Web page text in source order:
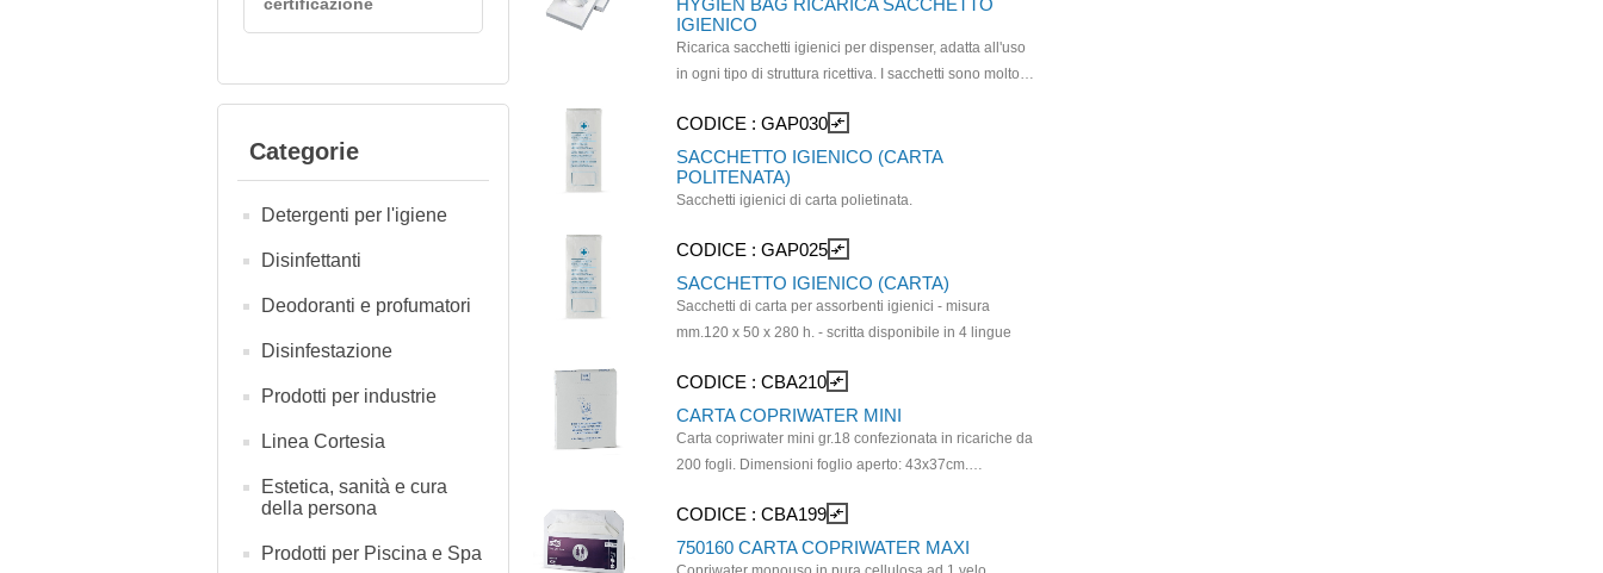
Categorie
Detergenti per l'igiene
Disinfettanti
Deodoranti e profumatori
Disinfestazione
Prodotti per industrie
Linea Cortesia
Estetica, sanità e cura
della persona
Prodotti per Piscina e Spa
HYGIEN BAG RICARICA SACCHETTO
IGIENICO
Ricarica sacchetti igienici per dispenser, adatta all'uso
in ogni tipo di struttura ricettiva. I sacchetti sono molto
ad ogni tipo di dispenser. Ricarica da 25 pezzi.
Confezione da 48 ricariche da 25 pezzi. Da utilizzarsi
con dispenser CAP0208 e CBP0035
CODICE : GAP030 compare_arrows
SACCHETTO IGIENICO (CARTA
POLITENATA)
Sacchetti igienici di carta polietinata.
CODICE : GAP025 compare_arrows
SACCHETTO IGIENICO (CARTA)
Sacchetti di carta per assorbenti igienici - misura
mm.120 x 50 x 280 h. - scritta disponibile in 4 lingue
CODICE : CBA210 compare_arrows
CARTA COPRIWATER MINI
Carta copriwater mini gr.18 confezionata in ricariche da
200 fogli. Dimensioni foglio aperto: 43x37cm.
DISPENSER CARTACOPRIWATER MINI cod.
CBP0099.
CODICE : CBA199 compare_arrows
750160 CARTA COPRIWATER MAXI